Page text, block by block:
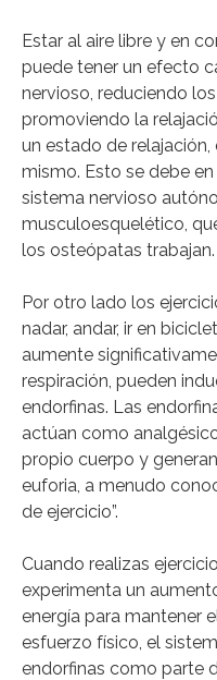
Estar al aire libre y en
puede tener un efecto
nervioso, reduciendo
promoviendo la
un estado de
mismo. Esto se debe
sistema nervioso
musculoesquelético,
los osteópatas trabajan.
Por otro lado los
nadar, andar, ir en
aumente
respiración, pueden
endorfinas. Las
actúan como
propio cuerpo y
euforia, a menudo
de ejercicio”.
Cuando realizas
experimenta un
energía para mantener
esfuerzo físico, el
endorfinas como parte